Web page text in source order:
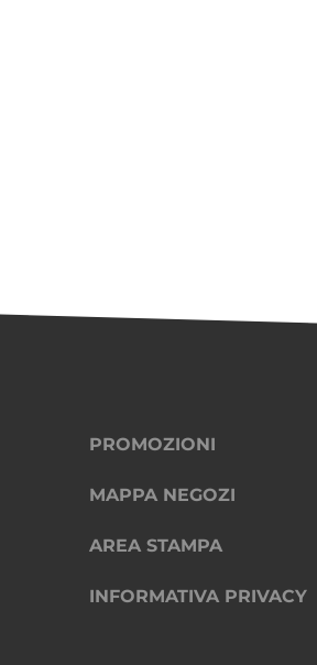
PROMOZIONI
MAPPA NEGOZI
AREA STAMPA
INFORMATIVA PRIVACY